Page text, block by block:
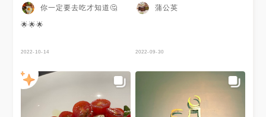
你一定要去吃才知道🤔
🌟🌟🌟
2022-10-14
蒲公英
2022-09-30